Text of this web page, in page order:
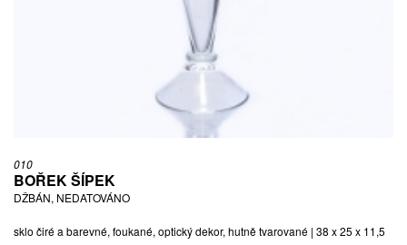
010
BOŘEK ŠÍPEK
DŽBÁN, NEDATOVÁNO
sklo čiré a barevné, foukané, optický dekor, hutně tvarované | 38 x 25 x 11,5